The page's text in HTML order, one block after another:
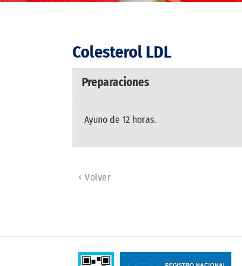
Colesterol LDL
Preparaciones
Ayuno de 12 horas.
Volver